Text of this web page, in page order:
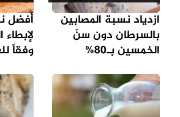
ازدياد نسبة المصابين
بالسرطان دون سنّ
الخمسين بـ80%
أفضل
وفقاً